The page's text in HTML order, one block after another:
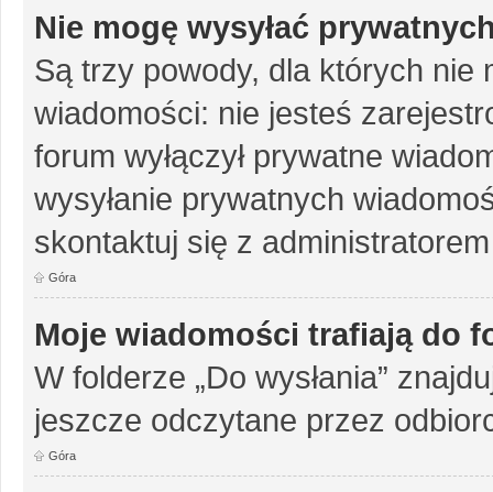
Nie mogę wysyłać
Są trzy powody, dla których nie
wiadomości: nie jesteś
forum wyłączył prywatne
wysyłanie prywatnych
skontaktuj się z
Góra
Moje wiadomości trafiają do
W folderze „Do wysłania”
jeszcze odczytane przez
Góra